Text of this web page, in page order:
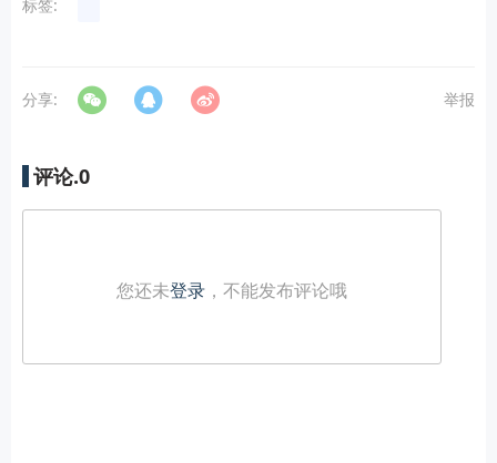
标签:
分享: 举报
评论.0
您还未登录 ，不能发布评论哦